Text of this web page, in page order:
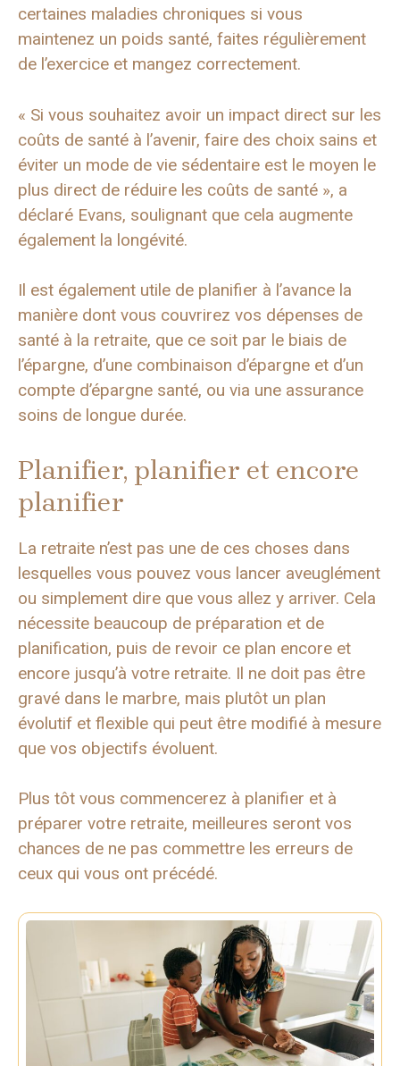
certaines maladies chroniques si vous
maintenez un poids santé, faites régulièrement
de l’exercice et mangez correctement.
« Si vous souhaitez avoir un impact direct sur les
coûts de santé à l’avenir, faire des choix sains et
éviter un mode de vie sédentaire est le moyen le
plus direct de réduire les coûts de santé », a
déclaré Evans, soulignant que cela augmente
également la longévité.
Il est également utile de planifier à l’avance la
manière dont vous couvrirez vos dépenses de
santé à la retraite, que ce soit par le biais de
l’épargne, d’une combinaison d’épargne et d’un
compte d’épargne santé, ou via une assurance
soins de longue durée.
Planifier, planifier et encore
planifier
La retraite n’est pas une de ces choses dans
lesquelles vous pouvez vous lancer aveuglément
ou simplement dire que vous allez y arriver. Cela
nécessite beaucoup de préparation et de
planification, puis de revoir ce plan encore et
encore jusqu’à votre retraite. Il ne doit pas être
gravé dans le marbre, mais plutôt un plan
évolutif et flexible qui peut être modifié à mesure
que vos objectifs évoluent.
Plus tôt vous commencerez à planifier et à
préparer votre retraite, meilleures seront vos
chances de ne pas commettre les erreurs de
ceux qui vous ont précédé.